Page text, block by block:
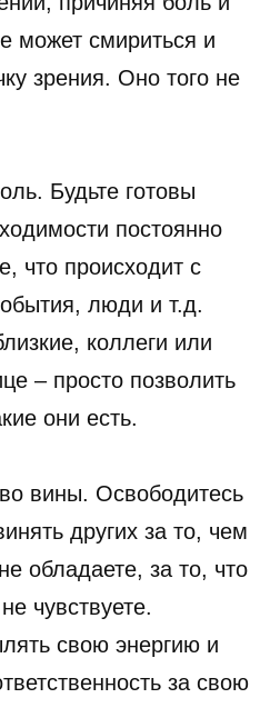
может смириться и
зрения. Оно того не
Будьте готовы
постоянно
что происходит с
люди и т.д.
коллеги или
– просто позволить
они есть.
вины. Освободитесь
других за то, чем
обладаете, за то, что
чувствуете.
свою энергию и
за свою